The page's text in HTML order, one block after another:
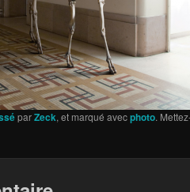
parZeck, et marqué avecphoto.